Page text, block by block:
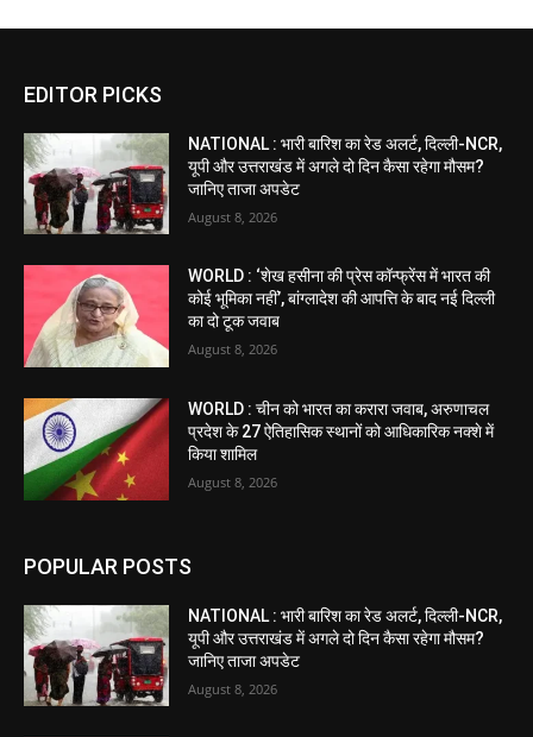
EDITOR PICKS
NATIONAL : भारी बारिश का रेड अलर्ट, दिल्ली-NCR,
यूपी और उत्तराखंड में अगले दो दिन कैसा रहेगा मौसम?
जानिए ताजा अपडेट
August 8, 2026
WORLD : ‘शेख हसीना की प्रेस कॉन्फ्रेंस में भारत की
कोई भूमिका नहीं’, बांग्लादेश की आपत्ति के बाद नई दिल्ली
का दो टूक जवाब
August 8, 2026
WORLD : चीन को भारत का करारा जवाब, अरुणाचल
प्रदेश के 27 ऐतिहासिक स्थानों को आधिकारिक नक्शे में
किया शामिल
August 8, 2026
POPULAR POSTS
NATIONAL : भारी बारिश का रेड अलर्ट, दिल्ली-NCR,
यूपी और उत्तराखंड में अगले दो दिन कैसा रहेगा मौसम?
जानिए ताजा अपडेट
August 8, 2026